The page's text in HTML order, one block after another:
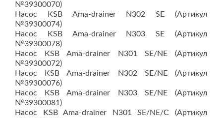
№39300070)
Насос KSB Ama-drainer N302 SE (Артикул
№39300074)
Насос KSB Ama-drainer N303 SE (Артикул
№39300078)
Насос KSB Ama-drainer N301 SE/NE (Артикул
№39300072)
Насос KSB Ama-drainer N302 SE/NE (Артикул
№39300076)
Насос KSB Ama-drainer N303 SE/NE (Артикул
№39300081)
Насос KSB Ama-drainer N301 SE/NE/C (Артикул